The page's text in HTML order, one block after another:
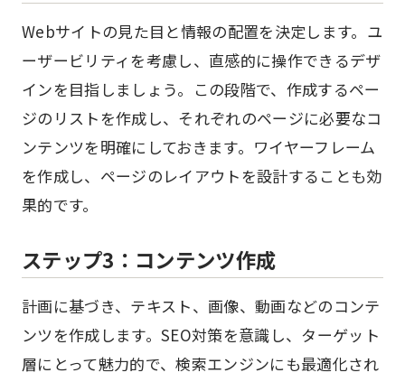
Webサイトの見た目と情報の配置を決定します。ユ
ーザービリティを考慮し、直感的に操作できるデザ
インを目指しましょう。この段階で、作成するペー
ジのリストを作成し、それぞれのページに必要なコ
ンテンツを明確にしておきます。ワイヤーフレーム
を作成し、ページのレイアウトを設計することも効
果的です。
ステップ3：コンテンツ作成
計画に基づき、テキスト、画像、動画などのコンテ
ンツを作成します。SEO対策を意識し、ターゲット
層にとって魅力的で、検索エンジンにも最適化され